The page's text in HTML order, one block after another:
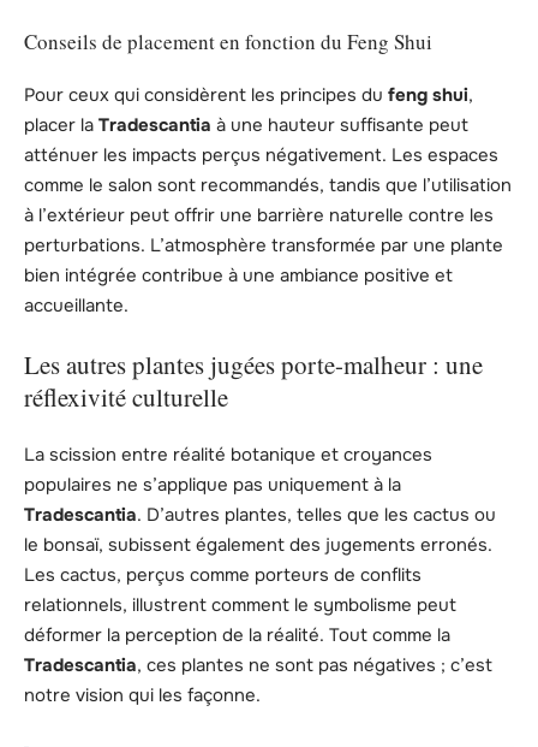
Conseils de placement en fonction du Feng Shui
Pour ceux qui considèrent les principes du feng shui,
placer la Tradescantia à une hauteur suffisante peut
atténuer les impacts perçus négativement. Les espaces
comme le salon sont recommandés, tandis que l’utilisation
à l’extérieur peut offrir une barrière naturelle contre les
perturbations. L’atmosphère transformée par une plante
bien intégrée contribue à une ambiance positive et
accueillante.
Les autres plantes jugées porte-malheur : une
réflexivité culturelle
La scission entre réalité botanique et croyances
populaires ne s’applique pas uniquement à la
Tradescantia. D’autres plantes, telles que les cactus ou
le bonsaï, subissent également des jugements erronés.
Les cactus, perçus comme porteurs de conflits
relationnels, illustrent comment le symbolisme peut
déformer la perception de la réalité. Tout comme la
Tradescantia, ces plantes ne sont pas négatives ; c’est
notre vision qui les façonne.